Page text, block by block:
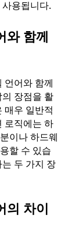
용됩니다.
와 함께
언어와 함께
장점을 활
매우 일반적
로직에는 하
이나 하드웨
할 수 있습
두 가지 장
의 차이